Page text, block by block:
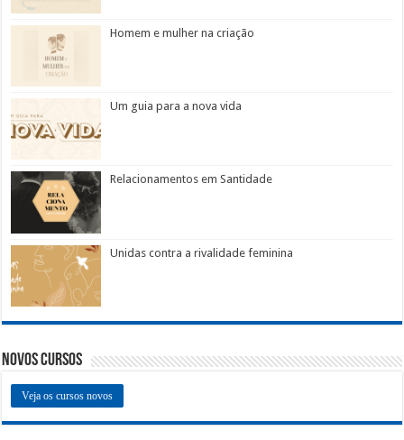
Homem e mulher na criação
Um guia para a nova vida
Relacionamentos em Santidade
Unidas contra a rivalidade feminina
Novos Cursos
Veja os cursos novos